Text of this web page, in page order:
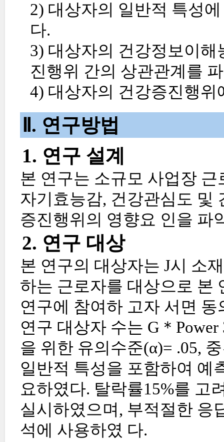
2) 대상자의 일반적 특성
다.
3) 대상자의 건강정보이
진행위 간의 상관관계를
4) 대상자의 건강증진행
Ⅱ. 연구방법
1. 연구 설계
본 연구는 소규모 사업장
자기효능감, 건강관심도 및
증진행위의 영향요 인을 파
2. 연구 대상
본 연구의 대상자는 J시 소
하는 근로자를 대상으로 본
연구에 참여하 고자 서면
연구 대상자 수는 G＊
을 위한 유의수준(α)= .05,
일반적 특성을 포함하여 예
요하였다. 탈락률15%를 고
실시하였으며, 부적절한 응
석에 사용하였 다.